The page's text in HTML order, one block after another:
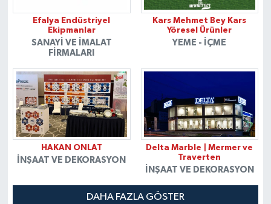
Efalya Endüstriyel
Ekipmanlar
SANAYI VE İMALAT
FIRMALARI
Kars Mehmet Bey Kars
Yöresel Ürünler
YEME - İÇME
HAKAN ONLAT
İNŞAAT VE DEKORASYON
Delta Marble | Mermer ve
Traverten
İNŞAAT VE DEKORASYON
DAHA FAZLA GÖSTER